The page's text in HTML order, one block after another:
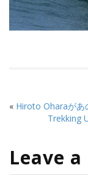
« Hiroto Oharaがあ
Trekking
Leave